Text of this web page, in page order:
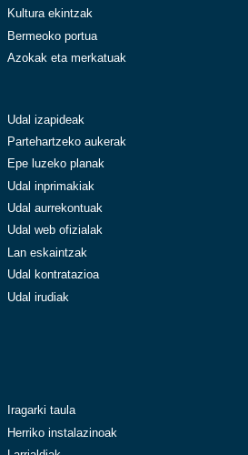
Kultura ekintzak
Bermeoko portua
Azokak eta merkatuak
Udal izapideak
Partehartzeko aukerak
Epe luzeko planak
Udal inprimakiak
Udal aurrekontuak
Udal web ofizialak
Lan eskaintzak
Udal kontratazioa
Udal irudiak
Iragarki taula
Herriko instalazinoak